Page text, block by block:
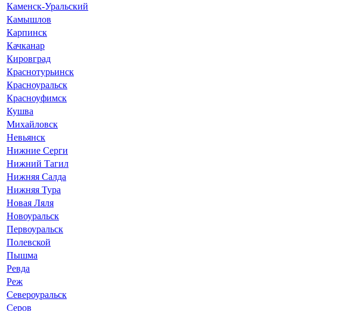
Каменск-Уральский
Камышлов
Карпинск
Качканар
Кировград
Краснотурьинск
Красноуральск
Красноуфимск
Кушва
Михайловск
Невьянск
Нижние Серги
Нижний Тагил
Нижняя Салда
Нижняя Тура
Новая Ляля
Новоуральск
Первоуральск
Полевской
Пышма
Ревда
Реж
Североуральск
Серов